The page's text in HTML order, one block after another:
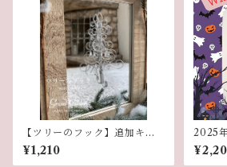
【ツリーのフック】追加キッ
ト
¥1,210
2025
トレッ